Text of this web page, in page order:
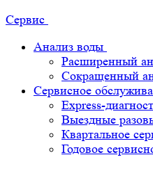
Сервис
Анализ воды
Расширенный
Сокращенный
Сервисное
Express-
Выездные
Квартальное
Годовое